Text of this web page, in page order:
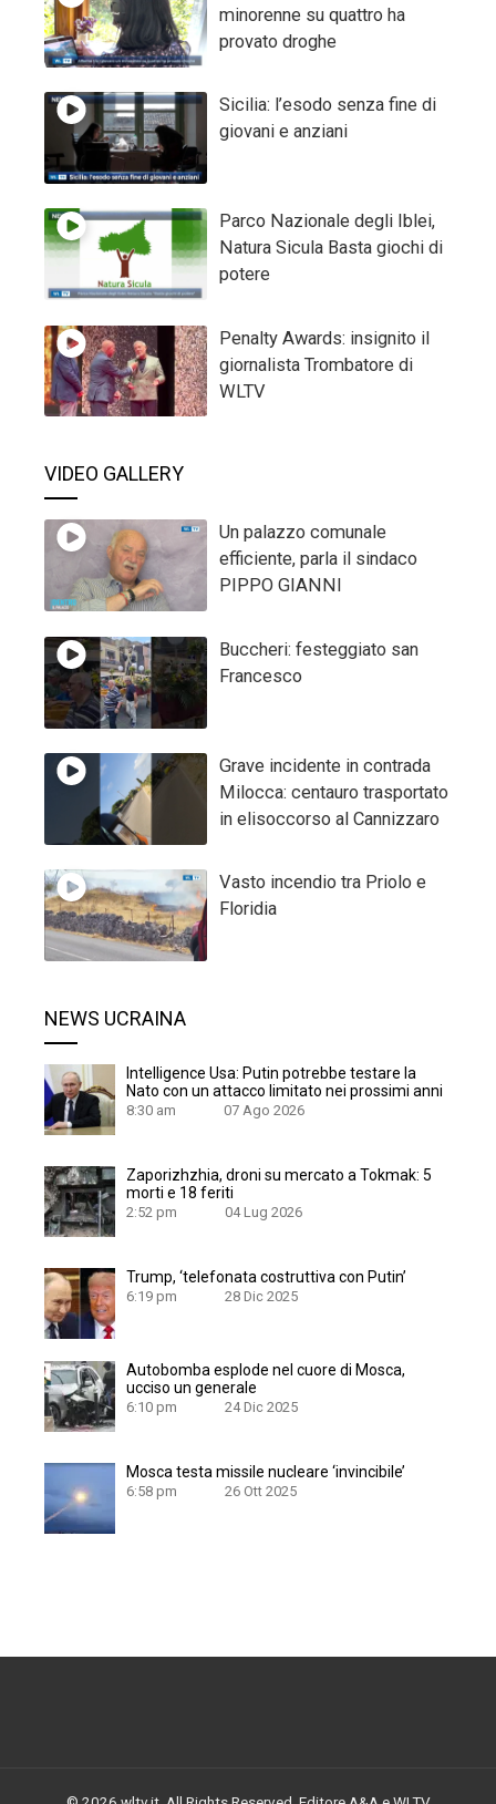
minorenne su quattro ha
provato droghe
Sicilia: l’esodo senza fine di
giovani e anziani
Parco Nazionale degli Iblei,
Natura Sicula Basta giochi di
potere
Penalty Awards: insignito il
giornalista Trombatore di
WLTV
VIDEO GALLERY
Un palazzo comunale
efficiente, parla il sindaco
PIPPO GIANNI
Buccheri: festeggiato san
Francesco
Grave incidente in contrada
Milocca: centauro trasportato
in elisoccorso al Cannizzaro
Vasto incendio tra Priolo e
Floridia
NEWS UCRAINA
Intelligence Usa: Putin potrebbe testare la
Nato con un attacco limitato nei prossimi anni
8:30 am 07 Ago 2026
Zaporizhzhia, droni su mercato a Tokmak: 5
morti e 18 feriti
2:52 pm 04 Lug 2026
Trump, ‘telefonata costruttiva con Putin’
6:19 pm 28 Dic 2025
Autobomba esplode nel cuore di Mosca,
ucciso un generale
6:10 pm 24 Dic 2025
Mosca testa missile nucleare ‘invincibile’
6:58 pm 26 Ott 2025